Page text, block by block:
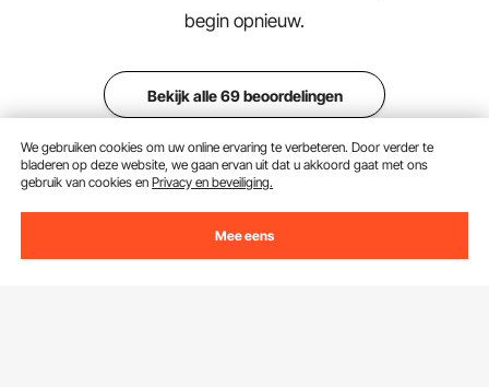
begin opnieuw.
Bekijk alle 69 beoordelingen
Winkelkar
We gebruiken cookies om uw online ervaring te verbeteren. Door verder te
bladeren op deze website, we gaan ervan uit dat u akkoord gaat met ons
gebruik van cookies enPrivacy en beveiliging.
Mee eens